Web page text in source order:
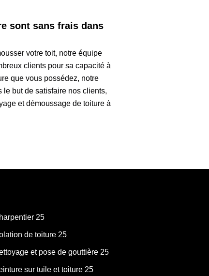
sont sans frais dans
votre toit, notre équipe
clients pour sa capacité à
que vous possédez, notre
le but de satisfaire nos clients,
et démoussage de toiture à
25
de toiture 25
et pose de gouttière 25
sur tuile et toiture 25